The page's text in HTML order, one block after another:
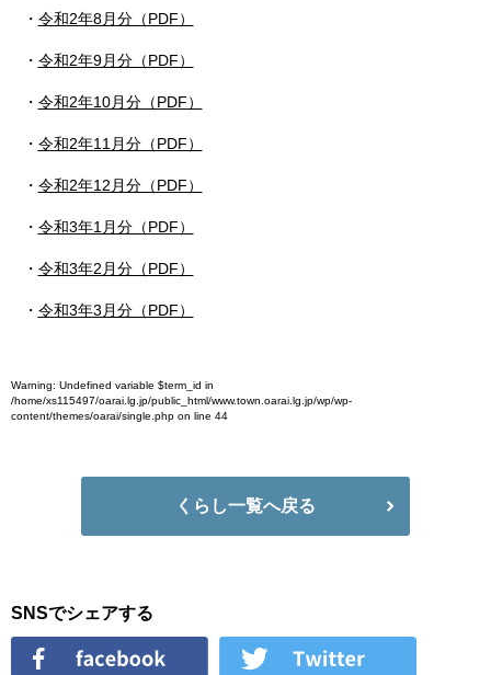
・ 令和2年8月分（PDF）
・ 令和2年9月分（PDF）
・ 令和2年10月分（PDF）
・ 令和2年11月分（PDF）
・ 令和2年12月分（PDF）
・ 令和3年1月分（PDF）
・ 令和3年2月分（PDF）
・ 令和3年3月分（PDF）
Warning: Undefined variable $term_id in
/home/xs115497/oarai.lg.jp/public_html/www.town.oarai.lg.jp/wp/wp-
content/themes/oarai/single.php on line 44
くらし一覧へ戻る
SNSでシェアする